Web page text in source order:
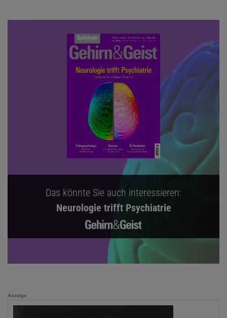
Das könnte Sie auch interessieren:
Neurologie trifft Psychiatrie
Anzeige